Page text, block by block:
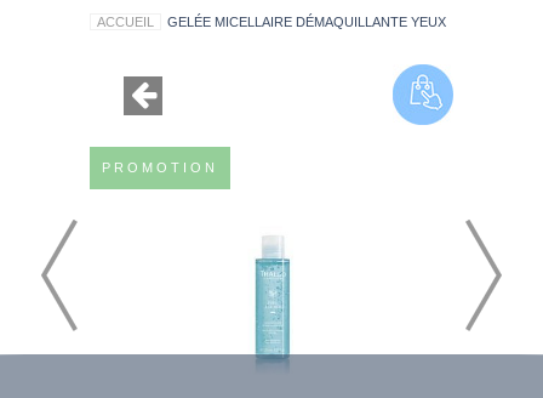
ACCUEIL GELÉE MICELLAIRE DÉMAQUILLANTE YEUX
PROMOTION